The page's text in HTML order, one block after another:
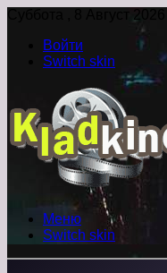
Суббота , 8 Август 2026
Войти
Switch skin
Меню
Switch skin